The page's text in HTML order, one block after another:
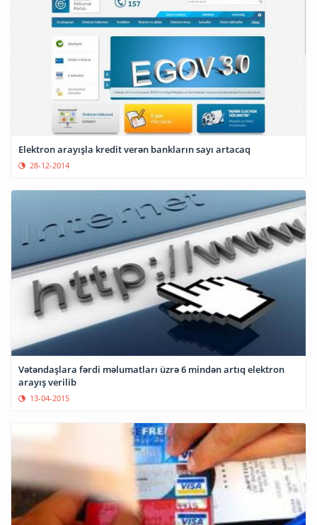
Elektron arayışla kredit verən bankların sayı artacaq
28-12-2014
Vətəndaşlara fərdi məlumatları üzrə 6 mindən artıq elektron
arayış verilib
13-04-2015